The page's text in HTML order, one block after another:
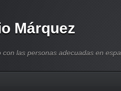
Márquez
con las personas adecuadas en